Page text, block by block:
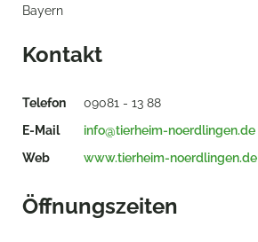
Bayern
Kontakt
Telefon
09081 - 13 88
E-Mail
info@tierheim-noerdlingen.de
Web
www.tierheim-noerdlingen.de
Öffnungszeiten